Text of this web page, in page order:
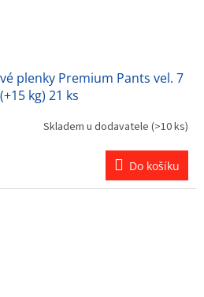
plenky Premium Pants vel. 7
kg) 21 ks
Skladem u dodavatele (>10 ks)
Do košíku